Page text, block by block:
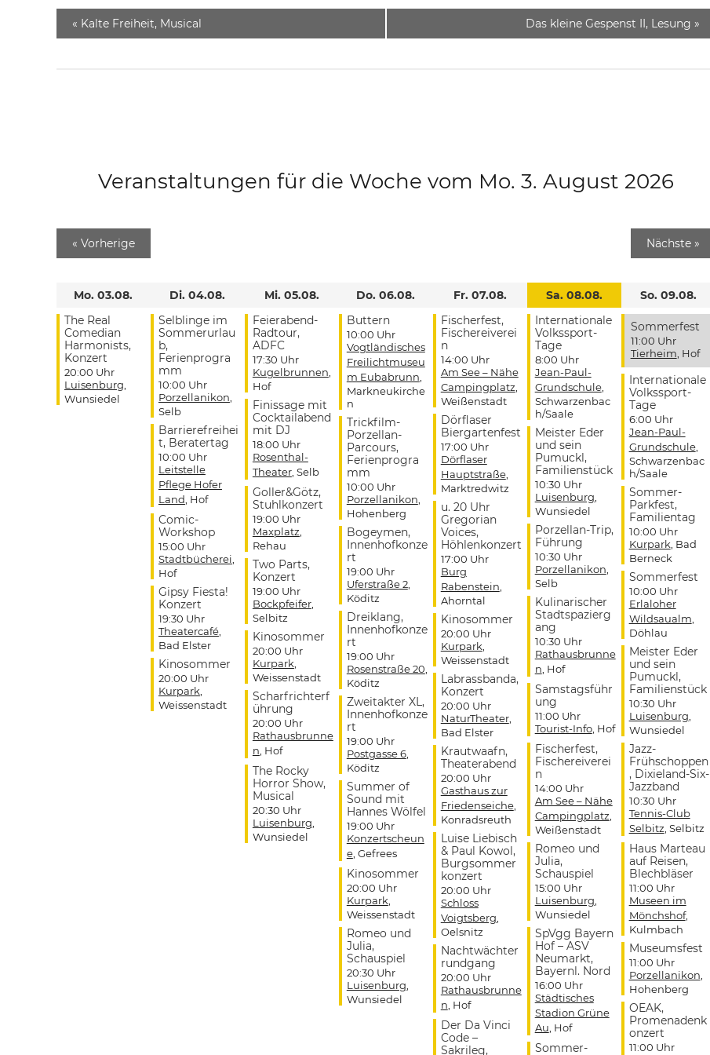
« Kalte Freiheit, Musical Das kleine Gespenst II, Lesung »
Veranstaltungen für die Woche vom Mo. 3. August 2026
« Vorherige Nächste »
Mo. 03.08.
The Real
Comedian
Harmonists,
Konzert
20:00 Uhr
Luisenburg
Wunsiedel
Di. 04.08.
Selblinge im
Sommerurlau
b,
Ferienprogra
mm
10:00 Uhr
Porzellanikon
Selb
Barrierefreihei
t, Beratertag
10:00 Uhr
Leitstelle
Pflege Hofer
Land , Hof
Comic-
Workshop
15:00 Uhr
Stadtbücherei
Hof
Gipsy Fiesta!
Konzert
19:30 Uhr
Theatercafé,
Bad Elster
Kinosommer
20:00 Uhr
Kurpark
Weissenstadt
Mi. 05.08.
Feierabend-
Radtour,
ADFC
17:30 Uhr
Kugelbrunnen
Hof
Finissage mit
Cocktailabend
mit DJ
18:00 Uhr
Rosenthal-
Theater, Selb
Goller&Götz,
Stuhlkonzert
19:00 Uhr
Maxplatz
Rehau
Two Parts,
Konzert
19:00 Uhr
Bockpfeifer,
Selbitz
Kinosommer
20:00 Uhr
Kurpark
Weissenstadt
Scharfrichterf
ührung
20:00 Uhr
Rathausbrunne
n , Hof
The Rocky
Horror Show,
Musical
20:30 Uhr
Luisenburg
Wunsiedel
Do. 06.08.
Buttern
10:00 Uhr
Vogtländisches
Freilichtmuseu
m Eubabrunn
Markneukirche
n
Trickfilm-
Porzellan-
Parcours,
Ferienprogra
mm
10:00 Uhr
Porzellanikon
Hohenberg
Bogeymen,
Innenhofkonze
rt
19:00 Uhr
Uferstraße 2,
Köditz
Dreiklang,
Innenhofkonze
rt
19:00 Uhr
Rosenstraße 20
Köditz
Zweitakter XL,
Innenhofkonze
rt
19:00 Uhr
Postgasse 6,
Köditz
Summer of
Sound mit
Hannes Wölfel
19:00 Uhr
Konzertscheun
e, Gefrees
Kinosommer
20:00 Uhr
Kurpark
Weissenstadt
Romeo und
Julia,
Schauspiel
20:30 Uhr
Luisenburg
Wunsiedel
Fr. 07.08.
Fischerfest,
Fischereiverei
n
14:00 Uhr
Am See – Nähe
Campingplatz
Weißenstadt
Dörflaser
Biergartenfest
17:00 Uhr
Dörflaser
Hauptstraße,
Marktredwitz
u. 20 Uhr
Gregorian
Voices,
Höhlenkonzert
17:00 Uhr
Burg
Rabenstein
Ahorntal
Kinosommer
20:00 Uhr
Kurpark
Weissenstadt
Labrassbanda,
Konzert
20:00 Uhr
NaturTheater,
Bad Elster
Krautwaafn,
Theaterabend
20:00 Uhr
Gasthaus zur
Friedenseiche,
Konradsreuth
Luise Liebisch
& Paul Kowol,
Burgsommer
konzert
20:00 Uhr
Schloss
Voigtsberg
Oelsnitz
Nachtwächter
rundgang
20:00 Uhr
Rathausbrunne
n , Hof
Der Da Vinci
Code –
Sakrileg,
Sa. 08.08.
Internationale
Volkssport-
Tage
8:00 Uhr
Jean-Paul-
Grundschule,
Schwarzenbac
h/Saale
Meister Eder
und sein
Pumuckl,
Familienstück
10:30 Uhr
Luisenburg
Wunsiedel
Porzellan-Trip,
Führung
10:30 Uhr
Porzellanikon
Selb
Kulinarischer
Stadtspazierg
ang
10:30 Uhr
Rathausbrunne
n , Hof
Samstagsführ
ung
11:00 Uhr
Tourist-Info, Hof
Fischerfest,
Fischereiverei
n
14:00 Uhr
Am See – Nähe
Campingplatz
Weißenstadt
Romeo und
Julia,
Schauspiel
15:00 Uhr
Luisenburg
Wunsiedel
SpVgg Bayern
Hof – ASV
Neumarkt,
Bayernl. Nord
16:00 Uhr
Städtisches
Stadion Grüne
Au , Hof
Sommer-
So. 09.08.
Sommerfest
11:00 Uhr
Tierheim , Hof
Internationale
Volkssport-
Tage
6:00 Uhr
Jean-Paul-
Grundschule,
Schwarzenbac
h/Saale
Sommer-
Parkfest,
Familientag
10:00 Uhr
Kurpark , Bad
Berneck
Sommerfest
10:00 Uhr
Erlaloher
Wildsaualm
Döhlau
Meister Eder
und sein
Pumuckl,
Familienstück
10:30 Uhr
Luisenburg
Wunsiedel
Jazz-
Frühschoppen
, Dixieland-Six-
Jazzband
10:30 Uhr
Tennis-Club
Selbitz , Selbitz
Haus Marteau
auf Reisen,
Blechbläser
11:00 Uhr
Museen im
Mönchshof,
Kulmbach
Museumsfest
11:00 Uhr
Porzellanikon
Hohenberg
OEAK,
Promenadenk
onzert
11:00 Uhr